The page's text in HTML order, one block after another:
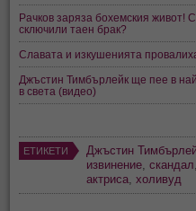
Рачков заряза бохемския живот!
сключили таен брак?
Славата и изкушенията
Джъстин Тимбърлейк ще пее в
в света (видео)
ЕТИКЕТИ Джъстин
извинение ,скандал
актриса ,холивуд